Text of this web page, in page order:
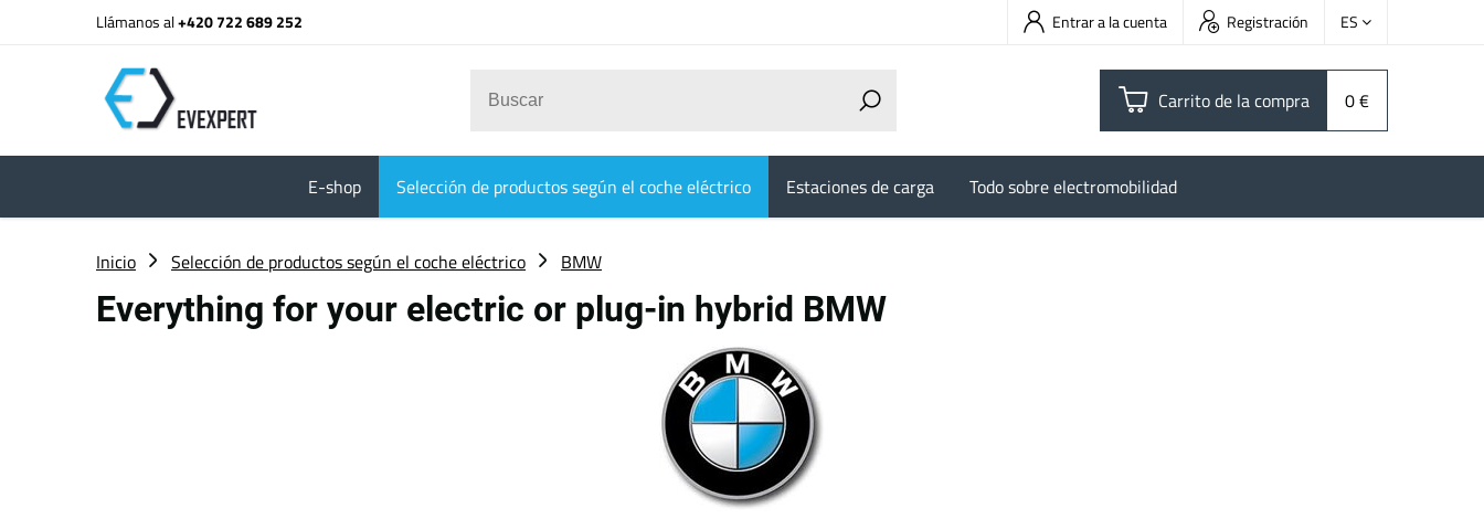
Llámanos al+420 722 689 252 Entrar a la cuenta Registración ES
Carrito de la compra 0 €
E-shop Selección de productos según el coche eléctrico Estaciones de carga Todo sobre electromobilidad
Inicio Selección de productos según el coche eléctrico BMW
Everything for your electric or plug-in hybrid BMW